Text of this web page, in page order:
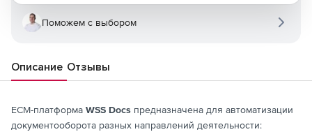
Поможем с выбором
Описание Отзывы
ECM-платформа WSS Docs предназначена для автоматизации
документооборота разных направлений деятельности: